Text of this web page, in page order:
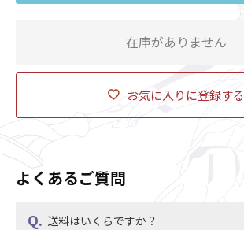
お気に入りに登録する
在庫がありません
よくあるご質問
送料はいくらですか？